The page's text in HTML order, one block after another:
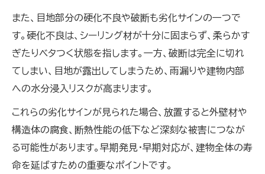
また、目地部分の硬化不良や破断も劣化サインの一つで
す。硬化不良は、シーリング材が十分に固まらず、柔らかす
ぎたりベタつく状態を指します。一方、破断は完全に切れ
てしまい、目地が露出してしまうため、雨漏りや建物内部
への水分浸入リスクが高まります。
これらの劣化サインが見られた場合、放置すると外壁材や
構造体の腐食、断熱性能の低下など深刻な被害につなが
る可能性があります。早期発見・早期対応が、建物全体の寿
命を延ばすための重要なポイントです。